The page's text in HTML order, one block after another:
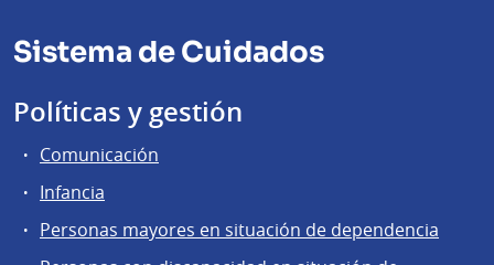
Sistema de Cuidados
Políticas y gestión
Comunicación
Infancia
Personas mayores en situación de dependencia